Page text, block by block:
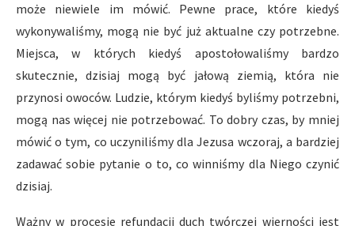
może niewiele im mówić. Pewne prace, które kiedyś
wykonywaliśmy, mogą nie być już aktualne czy potrzebne.
Miejsca, w których kiedyś apostołowaliśmy bardzo
skutecznie, dzisiaj mogą być jałową ziemią, która nie
przynosi owoców. Ludzie, którym kiedyś byliśmy potrzebni,
mogą nas więcej nie potrzebować. To dobry czas, by mniej
mówić o tym, co uczyniliśmy dla Jezusa wczoraj, a bardziej
zadawać sobie pytanie o to, co winniśmy dla Niego czynić
dzisiaj.
Ważny w procesie refundacji duch twórczej wierności jest